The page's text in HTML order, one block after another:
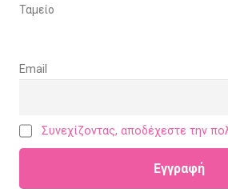
Ταμείο
Email
Συνεχίζοντας, αποδέχεστε την